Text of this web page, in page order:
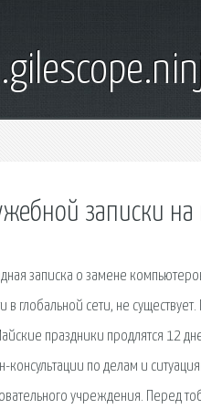
записки
записка о замене
в глобальной сети, не
праздники продлятся 12
по делам и
учреждения. Перед